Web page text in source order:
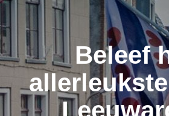
Beleef